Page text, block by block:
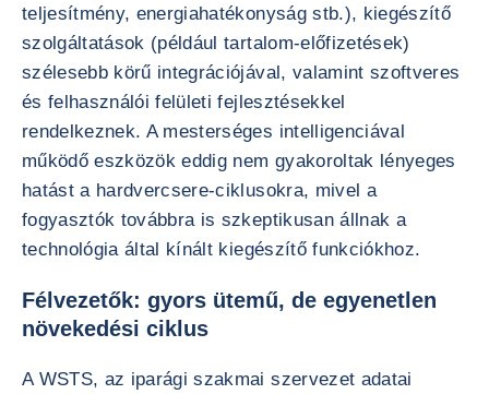
teljesítmény, energiahatékonyság stb.), kiegészítő
szolgáltatások (például tartalom-előfizetések)
szélesebb körű integrációjával, valamint szoftveres
és felhasználói felületi fejlesztésekkel
rendelkeznek. A mesterséges intelligenciával
működő eszközök eddig nem gyakoroltak lényeges
hatást a hardvercsere-ciklusokra, mivel a
fogyasztók továbbra is szkeptikusan állnak a
technológia által kínált kiegészítő funkciókhoz.
Félvezetők: gyors ütemű, de egyenetlen
növekedési ciklus
A WSTS, az iparági szakmai szervezet adatai